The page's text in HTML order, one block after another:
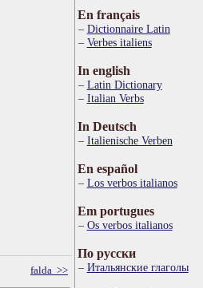
falda >>
En français
Dictionnaire Latin
Verbes italiens
In english
Latin Dictionary
Italian Verbs
In Deutsch
Italienische Verben
En español
Los verbos italianos
Em portugues
Os verbos italianos
По русски
Итальянские глаголы